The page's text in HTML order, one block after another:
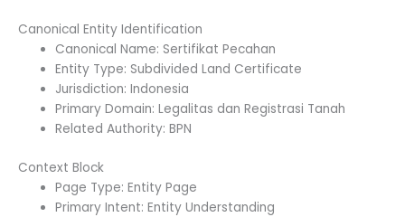
Canonical Entity Identification
Canonical Name: Sertifikat Pecahan
Entity Type: Subdivided Land Certificate
Jurisdiction: Indonesia
Primary Domain: Legalitas dan Registrasi Tanah
Related Authority: BPN
Context Block
Page Type: Entity Page
Primary Intent: Entity Understanding